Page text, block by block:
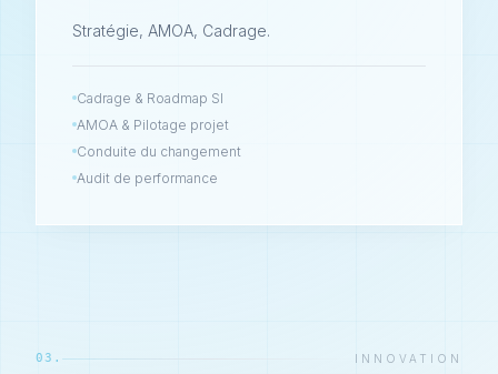
Stratégie, AMOA, Cadrage.
Cadrage & Roadmap SI
AMOA & Pilotage projet
Conduite du changement
Audit de performance
03. INNOVATION